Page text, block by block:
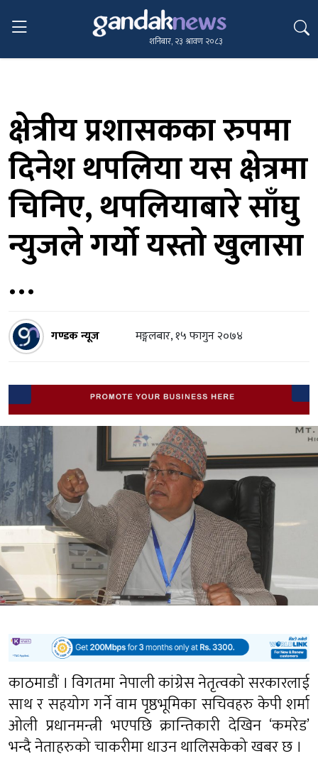
शनिबार, २३ श्रावण २०८३
क्षेत्रीय प्रशासकका रुपमा
दिनेश थपलिया यस क्षेत्रमा
चिनिए, थपलियाबारे साँघु
न्युजले गर्यो यस्तो खुलासा
…
गण्डक न्यूज मङ्गलबार, १५ फागुन २०७४
काठमाडौं । विगतमा नेपाली कांग्रेस नेतृत्वको सरकारलाई
साथ र सहयोग गर्ने वाम पृष्ठभूमिका सचिवहरु केपी शर्मा
ओली प्रधानमन्त्री भएपछि क्रान्तिकारी देखिन ‘कमरेड’
भन्दै नेताहरुको चाकरीमा धाउन थालिसकेको खबर छ ।